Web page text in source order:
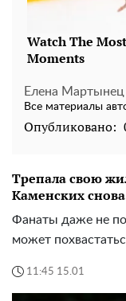
Елена Мартынец
Все материалы
Опубликовано:
Трепала свою
Каменских
Фанаты даже не
может
11:45 15.01